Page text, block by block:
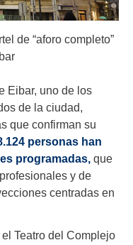
de “aforo completo”
Eibar, uno de los
de la ciudad,
que confirman su
personas han
programadas, que
y de
centradas en
Teatro del Complejo